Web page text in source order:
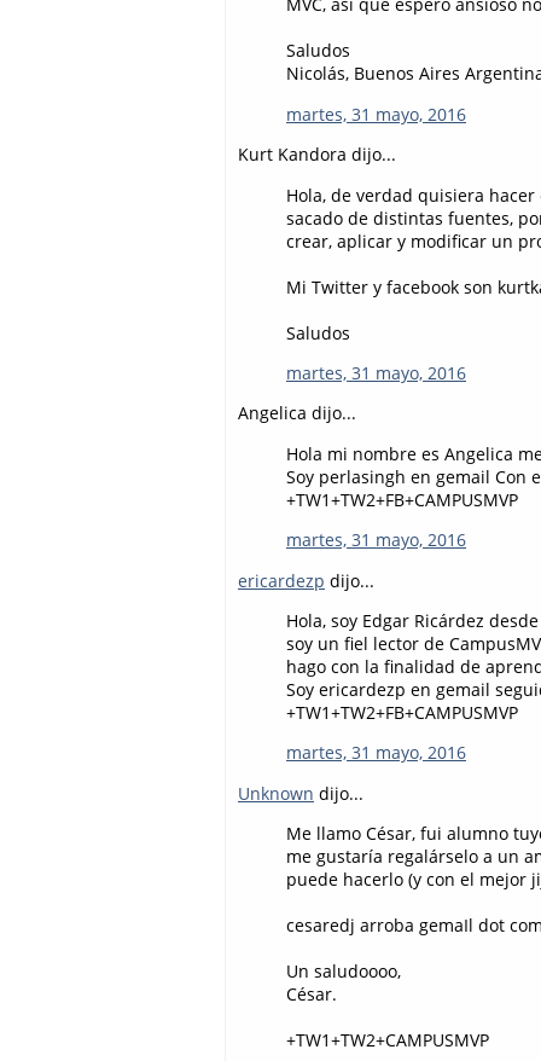
MVC, así que espero ansioso
Saludos
Nicolás, Buenos Aires
martes, 31 mayo, 2016
Kurt Kandora dijo...
Hola, de verdad quisiera
sacado de distintas fuentes,
crear, aplicar y modificar un
Mi Twitter y facebook son
Saludos
martes, 31 mayo, 2016
Angelica dijo...
Hola mi nombre es Angelica
Soy perlasingh en gemail Con
+TW1+TW2+FB+CAMPUSMVP
martes, 31 mayo, 2016
ericardezp dijo...
Hola, soy Edgar Ricárdez
soy un fiel lector de
hago con la finalidad de
Soy ericardezp en gemail
+TW1+TW2+FB+CAMPUSMVP
martes, 31 mayo, 2016
Unknown dijo...
Me llamo César, fui alumno
me gustaría regalárselo a un
puede hacerlo (y con el mejor
cesaredj arroba gemaIl dot
Un saludoooo,
César.
+TW1+TW2+CAMPUSMVP